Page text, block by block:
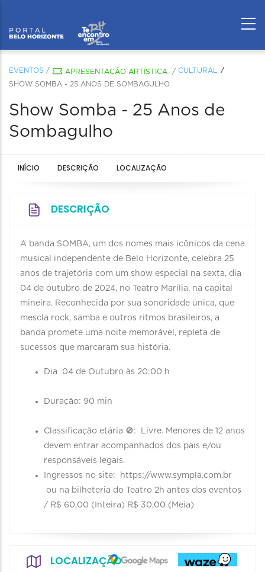
EVENTOS / APRESENTAÇÃO ARTÍSTICA / CULTURAL
SHOW SOMBA - 25 ANOS DE SOMBAGULHO
Show Somba - 25 Anos de
Sombagulho
INÍCIO DESCRIÇÃO LOCALIZAÇÃO
DESCRIÇÃO
A banda SOMBA, um dos nomes mais icônicos da cena
musical independente de Belo Horizonte, celebra 25
anos de trajetória com um show especial na sexta, dia
04 de outubro de 2024, no Teatro Marília, na capital
mineira. Reconhecida por sua sonoridade única, que
mescla rock, samba e outros ritmos brasileiros, a
banda promete uma noite memorável, repleta de
sucessos que marcaram sua história.
Dia 04 de Outubro às 20:00 h
Duração: 90 min
Classificação etária 🚫: Livre. Menores de 12 anos
devem entrar acompanhados dos pais e/ou
responsáveis legais.
Ingressos no site: https://www.sympla.com.br
ou na bilheteria do Teatro 2h antes dos eventos
/ R$ 60,00 (Inteira) R$ 30,00 (Meia)
LOCALIZAÇÃO